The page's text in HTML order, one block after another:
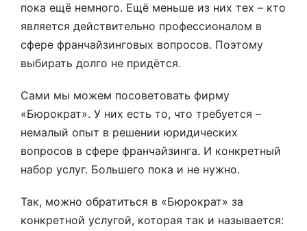
пока ещё немного. Ещё меньше из них тех – кто
является действительно профессионалом в
сфере франчайзинговых вопросов. Поэтому
выбирать долго не придётся.
Сами мы можем посоветовать фирму
«Бюрократ». У них есть то, что требуется –
немалый опыт в решении юридических
вопросов в сфере франчайзинга. И конкретный
набор услуг. Большего пока и не нужно.
Так, можно обратиться в «Бюрократ» за
конкретной услугой, которая так и называется: